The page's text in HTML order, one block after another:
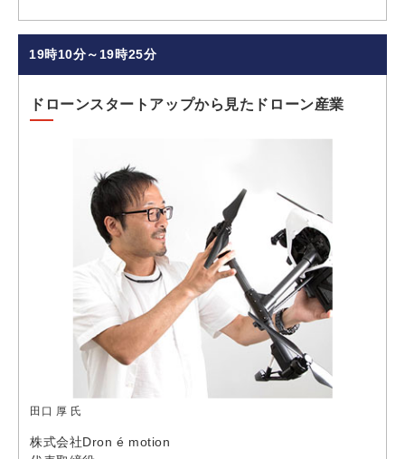
19時10分～19時25分
ドローンスタートアップから見たドローン産業
田口 厚 氏
株式会社Dron é motion